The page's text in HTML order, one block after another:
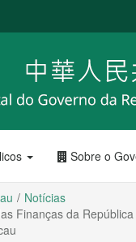
Sobre o
Notícias
Finanças da